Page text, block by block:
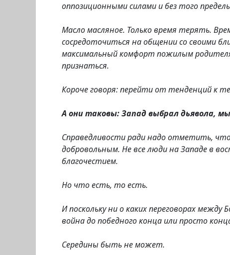
оппозиционными силами и без того
Масло масляное. Только время терять.
сосредоточиться на общении со своими
максимальный комфорт пожилым
признаться.
Короче говоря: перейти от тенденций к
А они таковы: Запад выбрал дьявола, мы
Справедливости ради надо отметить, что
добровольным. Не все люди на Западе в
благочестием.
Но что есть, то есть.
И поскольку ни о каких переговорах
война до победного конца или просто
Середины быть не может.